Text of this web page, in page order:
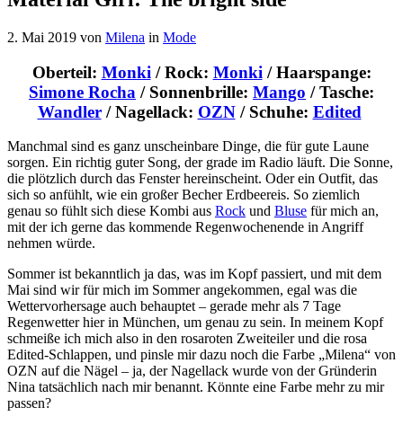
2. Mai 2019 von Milena in Mode
Oberteil: Monki / Rock: Monki / Haarspange:
Simone Rocha / Sonnenbrille: Mango / Tasche:
Wandler/ Nagellack: OZN/ Schuhe: Edited
Manchmal sind es ganz unscheinbare Dinge, die für gute Laune
sorgen. Ein richtig guter Song, der grade im Radio läuft. Die Sonne,
die plötzlich durch das Fenster hereinscheint. Oder ein Outfit, das
sich so anfühlt, wie ein großer Becher Erdbeereis. So ziemlich
genau so fühlt sich diese Kombi aus Rock und Bluse für mich an,
mit der ich gerne das kommende Regenwochenende in Angriff
nehmen würde.
Sommer ist bekanntlich ja das, was im Kopf passiert, und mit dem
Mai sind wir für mich im Sommer angekommen, egal was die
Wettervorhersage auch behauptet – gerade mehr als 7 Tage
Regenwetter hier in München, um genau zu sein. In meinem Kopf
schmeiße ich mich also in den rosaroten Zweiteiler und die rosa
Edited-Schlappen, und pinsle mir dazu noch die Farbe „Milena“ von
OZN auf die Nägel – ja, der Nagellack wurde von der Gründerin
Nina tatsächlich nach mir benannt. Könnte eine Farbe mehr zu mir
passen?